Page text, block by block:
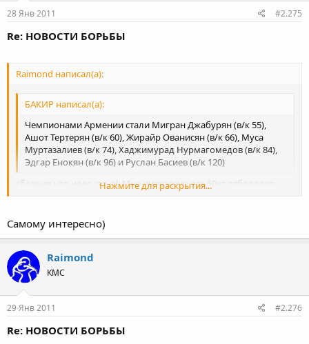
28 Янв 2011 #2.275
Re: НОВОСТИ БОРЬБЫ
Raimond написал(а):
БАКИР написал(а):
Чемпионами Армении стали Мигран Джабурян (в/к 55),
Ашот Тертерян (в/к 60), Жирайр Ованисян (в/к 66), Муса
Муртазалиев (в/к 74), Хаджимурад Нурмагомедов (в/к 84),
Эдгар Енокян (в/к 96) и Руслан Басиев (в/к 120)
сборная что надо :co_ol: Мне интересно как 60кг отборолся
Нажмите для раскрытия...
Самому интересно)
Raimond
КМС
29 Янв 2011 #2.276
Re: НОВОСТИ БОРЬБЫ